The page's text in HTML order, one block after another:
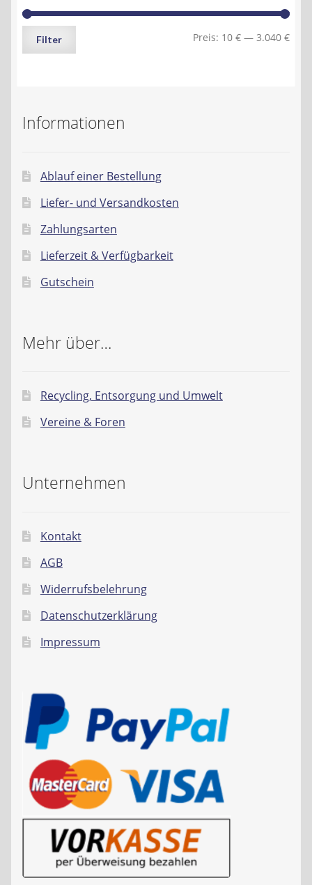
Min.
Max.
Filter Preis: 10 € — 3.040 €
Informationen
Ablauf einer Bestellung
Liefer- und Versandkosten
Zahlungsarten
Lieferzeit & Verfügbarkeit
Gutschein
Mehr über…
Recycling, Entsorgung und Umwelt
Vereine & Foren
Unternehmen
Kontakt
AGB
Widerrufsbelehrung
Datenschutzerklärung
Impressum